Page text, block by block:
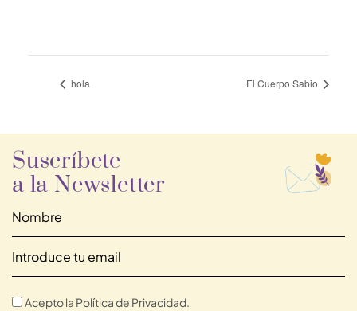
hola El Cuerpo Sabio
Suscríbete
a la Newsletter
Acepto la Política de Privacidad.